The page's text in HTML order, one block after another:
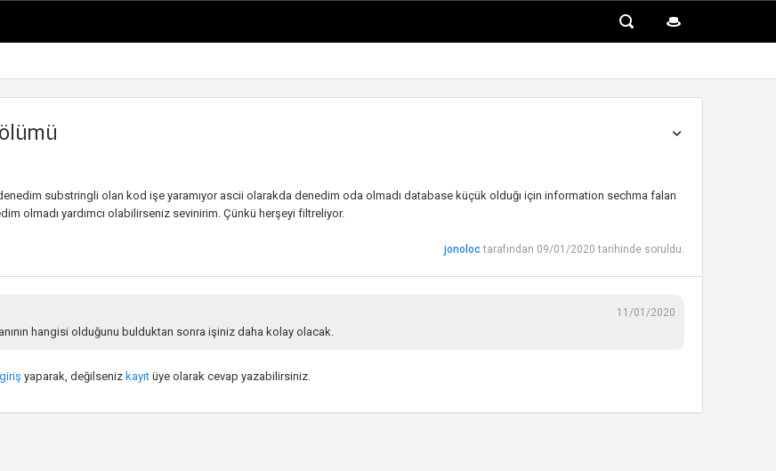
substringli olan kod işe yaramıyor ascii olarakda denedim oda olmadı database küçük olduğı için information sechma falan
olmadı yardımcı olabilirseniz sevinirim. Çünkü herşeyi filtreliyor.
jonoloc tarafından 09/01/2020 tarihinde soruldu.
11/01/2020
hangisi olduğunu bulduktan sonra işiniz daha kolay olacak.
giriş yaparak, değilseniz kayıt üye olarak cevap yazabilirsiniz.